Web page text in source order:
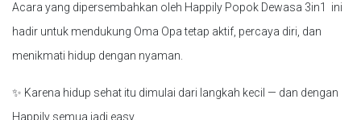
Acara yang dipersembahkan oleh Happily Popok Dewasa 3in1 ini
hadir untuk mendukung Oma Opa tetap aktif, percaya diri, dan
menikmati hidup dengan nyaman.
✨ Karena hidup sehat itu dimulai dari langkah kecil — dan dengan
Happily semua jadi easy.